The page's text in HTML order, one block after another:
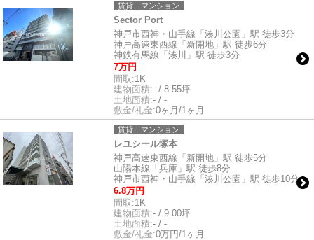
賃貸｜マンション
Sector Port
神戸市西神・山手線「湊川公園」駅 徒歩3分
神戸高速東西線「新開地」駅 徒歩6分
神鉄有馬線「湊川」駅 徒歩3分
7万円
間取:1K
建物面積:- / 8.55坪
土地面積:- / -
敷金/礼金:0ヶ月/1ヶ月
賃貸｜マンション
レユシール塚本
神戸高速東西線「新開地」駅 徒歩5分
山陽本線「兵庫」駅 徒歩8分
神戸市西神・山手線「湊川公園」駅 徒歩10分
6.8万円
間取:1K
建物面積:- / 9.00坪
土地面積:- / -
敷金/礼金:0万円/1ヶ月